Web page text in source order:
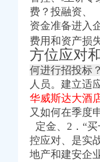
体工商_代账报税_
限公司招聘-汇博网
土资源和房屋管
造专题讲座_重庆培
优秀案例分析报
及支付现金购买资产
聘信息-聘网
浪重庆新闻_新浪重
登记_分公司_个体
才网
限公司招聘-汇博网
等七部门关于转发
费？投融资、
资金准备进入
费用和资产损
方位应对
何进行招投标
人员。建立适
华威斯达大酒
又如何在季度
定金、2．“
控应对、是实
地产和建安企